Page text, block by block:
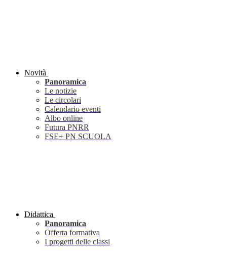
Novità
Panoramica
Le notizie
Le circolari
Calendario eventi
Albo online
Futura PNRR
FSE+ PN SCUOLA
Didattica
Panoramica
Offerta formativa
I progetti delle classi